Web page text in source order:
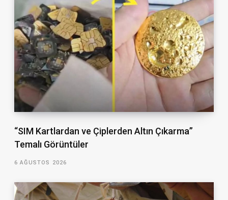
“SIM Kartlardan ve Çiplerden Altın Çıkarma”
Temalı Görüntüler
6 AĞUSTOS 2026